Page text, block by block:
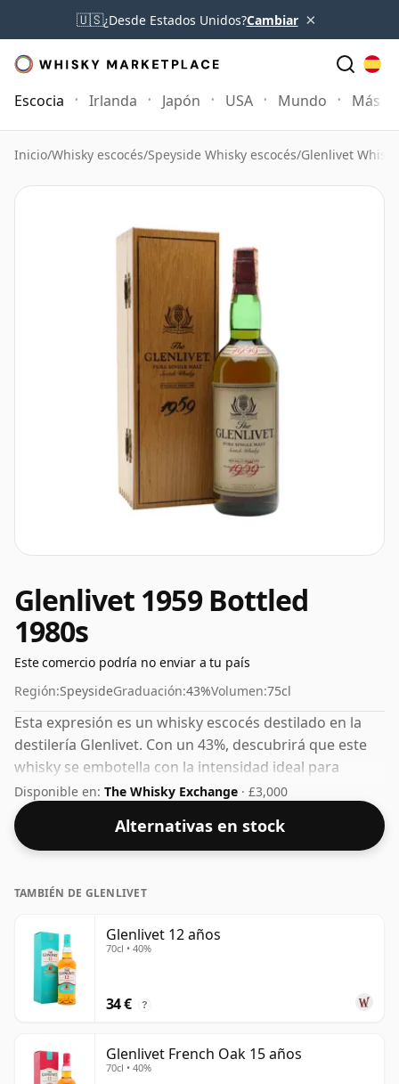
🇺🇸¿Desde Estados Unidos?Cambiar ×
Escocia Irlanda Japón USA Mundo Más
Inicio/Whisky escocés/Speyside Whisky escocés/Glenlivet Whisky
Glenlivet 1959 Bottled
1980s
Este comercio podría no enviar a tu país
Región:SpeysideGraduación:43%Volumen:75cl
Esta expresión es un whisky escocés destilado en la
destilería Glenlivet. Con un 43%, descubrirá que este
whisky se embotella con la intensidad ideal para
sorber. Se presenta en botella de tamaño normal de 75
cl.
Disponible en: The Whisky Exchange · £3,000
Alternativas en stock
TAMBIÉN DE GLENLIVET
Glenlivet 12 años
70cl • 40%
34 € ?
Glenlivet French Oak 15 años
70cl • 40%